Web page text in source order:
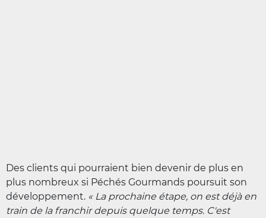
Des clients qui pourraient bien devenir de plus en
plus nombreux si Péchés Gourmands poursuit son
développement. « La prochaine étape, on est déjà en
train de la franchir depuis quelque temps. C'est